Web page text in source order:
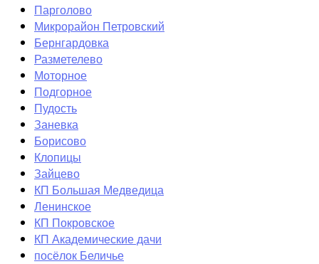
Парголово
Микрорайон Петровский
Бернгардовка
Разметелево
Моторное
Подгорное
Пудость
Заневка
Борисово
Клопицы
Зайцево
КП Большая Медведица
Ленинское
КП Покровское
КП Академические дачи
посёлок Беличье